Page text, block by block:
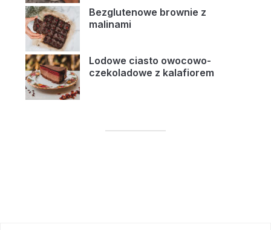
Bezglutenowe brownie z
malinami
Lodowe ciasto owocowo-
czekoladowe z kalafiorem